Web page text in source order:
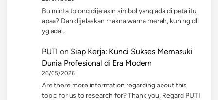
Bu minta tolong dijelasin simbol yang ada di peta itu
apaa? Dan dijelaskan makna warna merah, kuning dll
yg ada…
PUTI on Siap Kerja: Kunci Sukses Memasuki
Dunia Profesional di Era Modern
26/05/2026
Are there more information regarding about this
topic for us to research for? Thank you, Regard PUTI